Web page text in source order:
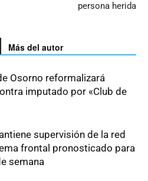
persona herida
Más del autor
Osorno reformalizará
imputado por «Club de
supervisión de la red
frontal pronosticado para
semana